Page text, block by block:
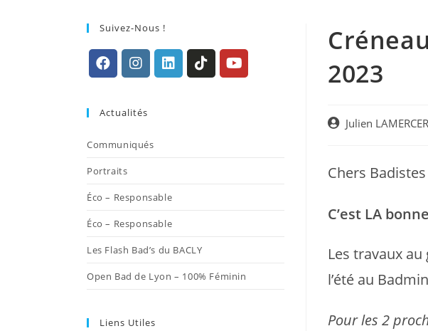
2023
PostJulien
Chers Badistes
C’est LA
Les travaux
l’été au
Pour les 2
Suivez-Nous !
un
nouvel
nouvel
Actualités
Communiqués
Portraits
Éco – Responsable
Éco – Responsable
Les Flash Bad’s du BACLY
Open Bad de Lyon – 100% Féminin
Liens Utiles